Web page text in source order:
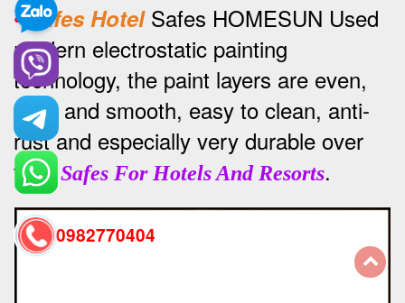
• Safes HotelSafes HOMESUN Used
modern electrostatic painting
technology, the paint layers are even,
thick and smooth, easy to clean, anti-
rust and especially very durable over
time Safes For Hotels And Resorts.
0982770404